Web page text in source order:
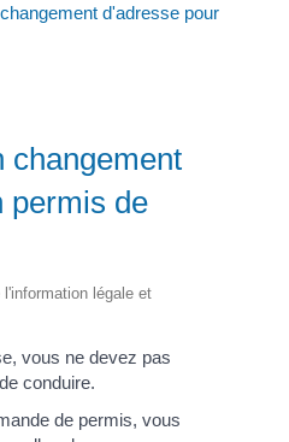
d'adresse pour
changement
permis de
légale et
vous ne devez pas
conduire.
de permis, vous